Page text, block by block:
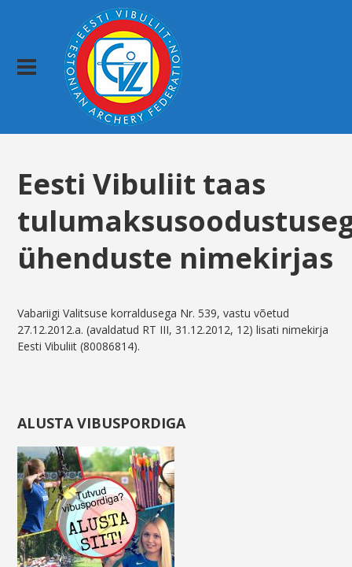
Eesti Vibuliit taas
ühenduste nimekirjas
Vabariigi Valitsuse korraldusega Nr. 539, vastu võetud
27.12.2012.a. (avaldatud RT III, 31.12.2012, 12) lisati nimekirja
Eesti Vibuliit (80086814).
ALUSTA VIBUSPORDIGA